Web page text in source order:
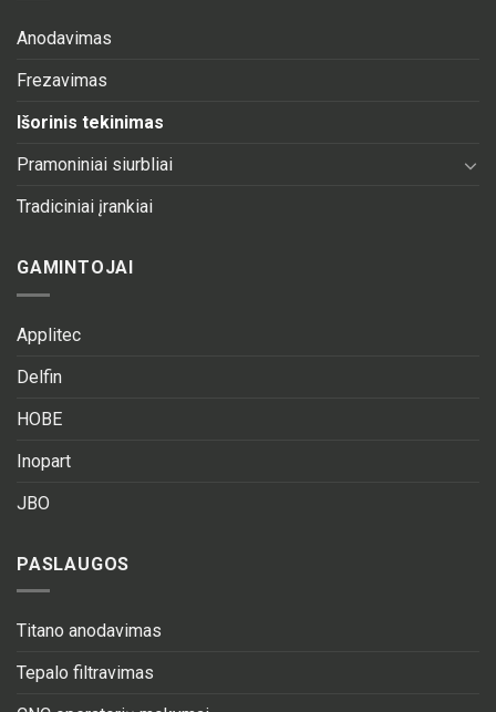
Anodavimas
Frezavimas
Išorinis tekinimas
Pramoniniai siurbliai
Tradiciniai įrankiai
GAMINTOJAI
Applitec
Delfin
HOBE
Inopart
JBO
PASLAUGOS
Titano anodavimas
Tepalo filtravimas